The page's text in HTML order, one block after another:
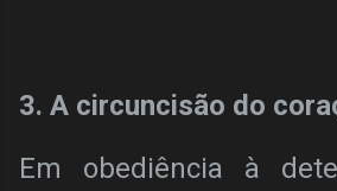
3. A circuncisão do
Em obediência à